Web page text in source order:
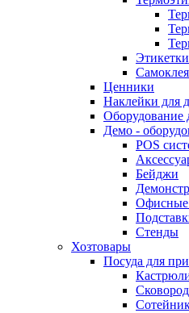
Ценники
Наклейки для
Оборудование
Демо -
POS
Бейджи
Офисные
Стенды
Хозтовары
Посуда для